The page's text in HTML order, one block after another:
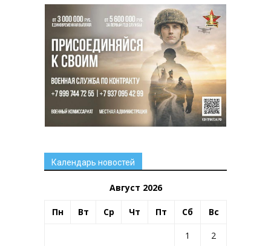
Календарь новостей
Август 2026
Пн Вт Ср Чт Пт Сб Вс
1
2